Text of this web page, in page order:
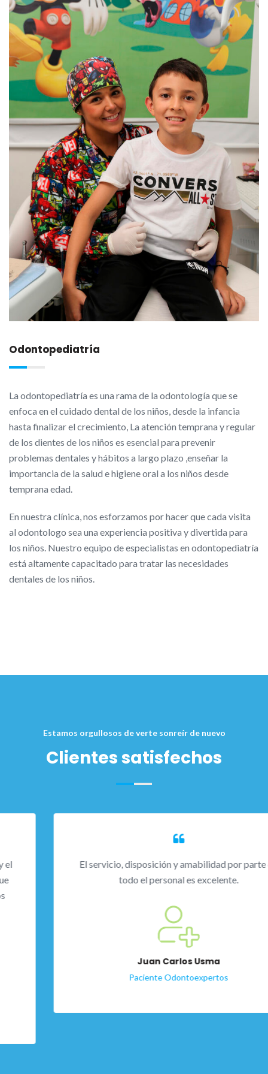
Odontopediatría
La odontopediatría es una rama de la odontología que se
enfoca en el cuidado dental de los niños, desde la infancia
hasta finalizar el crecimiento, La atención temprana y regular
de los dientes de los niños es esencial para prevenir
problemas dentales y hábitos a largo plazo ,enseñar la
importancia de la salud e higiene oral a los niños desde
temprana edad.
En nuestra clínica, nos esforzamos por hacer que cada visita
al odontologo sea una experiencia positiva y divertida para
los niños. Nuestro equipo de especialistas en odontopediatría
está altamente capacitado para tratar las necesidades
dentales de los niños.
Estamos orgullosos de verte sonreír de nuevo
Clientes satisfechos
El servicio, disposición y amabilidad por parte de
todo el personal es excelente.
Juan Carlos Usma
Paciente Odontoexpertos